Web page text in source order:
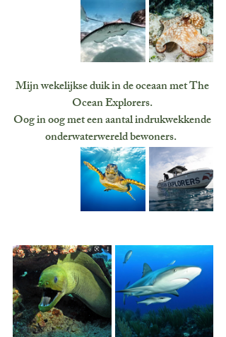
Mijn wekelijkse duik in de oceaan met The
Ocean Explorers.
Oog in oog met een aantal indrukwekkende
onderwaterwereld bewoners.